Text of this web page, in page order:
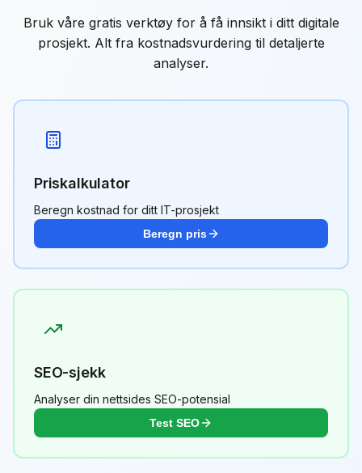
Bruk våre gratis verktøy for å få innsikt i ditt digitale
prosjekt. Alt fra kostnadsvurdering til detaljerte
analyser.
Priskalkulator
Beregn kostnad for ditt IT-prosjekt
Beregn pris
SEO-sjekk
Analyser din nettsides SEO-potensial
Test SEO